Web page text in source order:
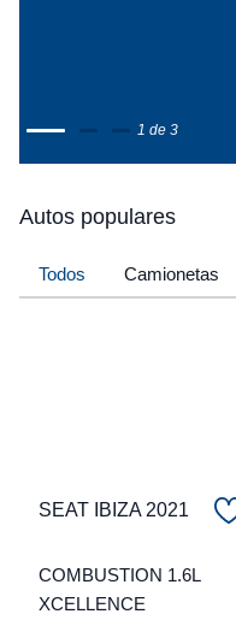
1 de 3
Autos populares
Todos Camionetas
SEAT IBIZA 2021
COMBUSTION 1.6L
XCELLENCE